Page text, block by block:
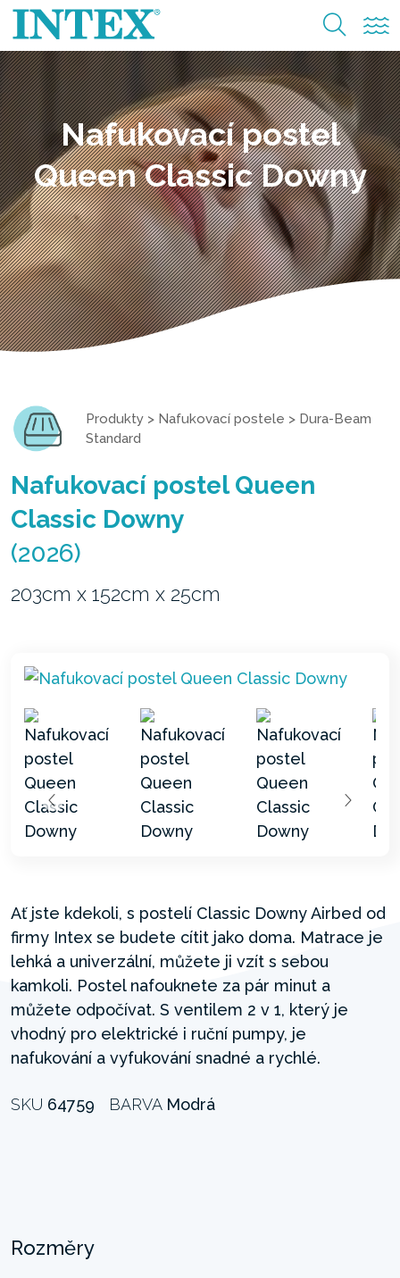
Nafukovací postel
Queen Classic Downy
Produkty > Nafukovací postele > Dura-Beam
Standard
Nafukovací postel Queen
Classic Downy
(2026)
203cm x 152cm x 25cm
Ať jste kdekoli, s postelí Classic Downy Airbed od
firmy Intex se budete cítit jako doma. Matrace je
lehká a univerzální, můžete ji vzít s sebou
kamkoli. Postel nafouknete za pár minut a
můžete odpočívat. S ventilem 2 v 1, který je
vhodný pro elektrické i ruční pumpy, je
nafukování a vyfukování snadné a rychlé.
SKU 64759 BARVA Modrá
Rozměry